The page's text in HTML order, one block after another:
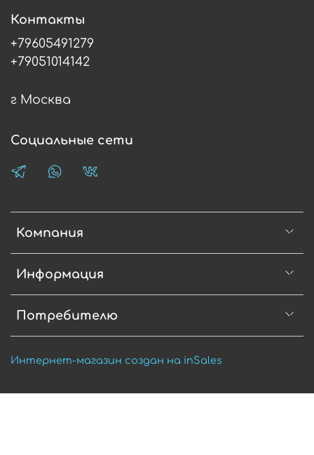
Компания
Информация
Потребителю
Контакты
+79605491279
+79051014142
г Москва
Социальные сети
Интернет-магазин создан на inSales